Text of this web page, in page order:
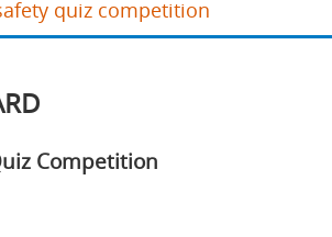
quiz competition
Competition